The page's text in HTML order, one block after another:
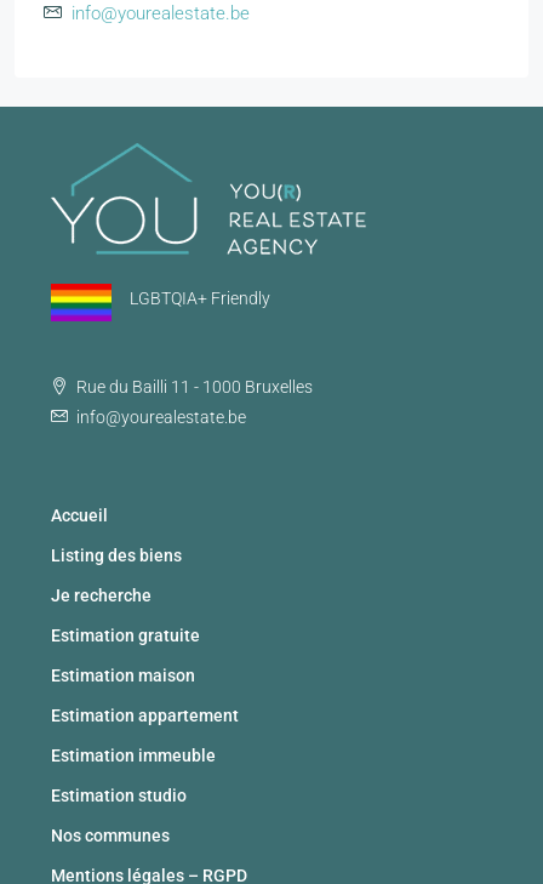
info@yourealestate.be
LGBTQIA+ Friendly
Rue du Bailli 11 - 1000 Bruxelles
info@yourealestate.be
Accueil
Listing des biens
Je recherche
Estimation gratuite
Estimation maison
Estimation appartement
Estimation immeuble
Estimation studio
Nos communes
Mentions légales – RGPD